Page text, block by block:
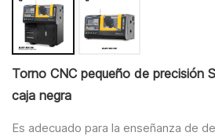
Torno CNC pequeño de precisión
caja negra
Es adecuado para la enseñanza de